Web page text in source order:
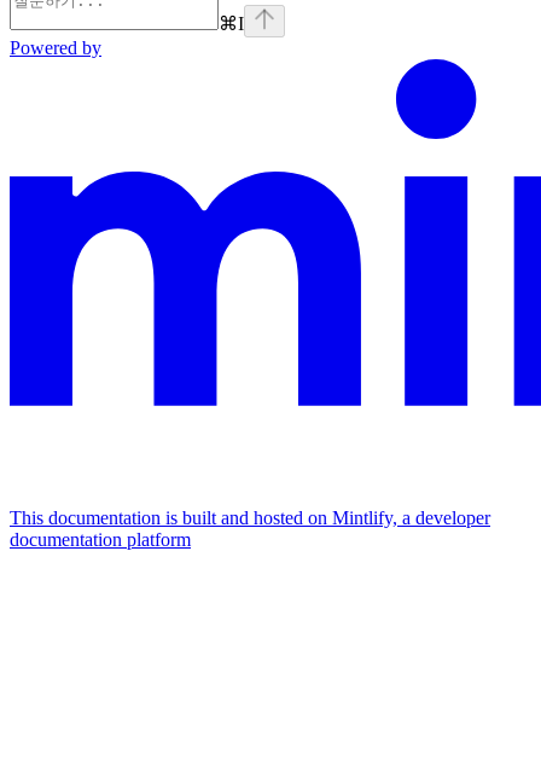
⌘I
Powered by
This documentation is built and hosted on Mintlify, a developer
documentation platform